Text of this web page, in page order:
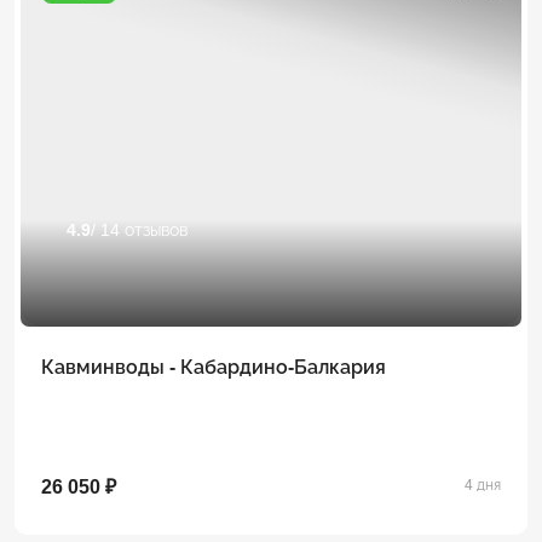
4.9 / 14 отзывов
Кавминводы - Кабардино-Балкария
26 050 ₽ 4 дня